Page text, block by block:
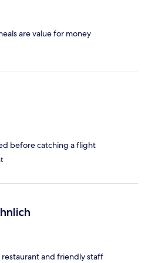
are value for money
before catching a flight
and friendly staff